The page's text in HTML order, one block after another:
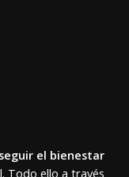
el bienestar
Todo ello a través